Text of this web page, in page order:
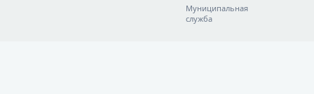
Муниципальная
служба